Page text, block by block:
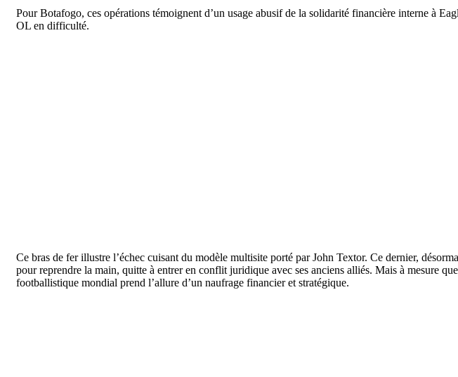
Pour Botafogo, ces opérations témoignent d’un usage abusif de la solidarité financière interne à
OL en difficulté.
Ce bras de fer illustre l’échec cuisant du modèle multisite porté par John Textor. Ce dernier,
pour reprendre la main, quitte à entrer en conflit juridique avec ses anciens alliés. Mais à mesure
footballistique mondial prend l’allure d’un naufrage financier et stratégique.